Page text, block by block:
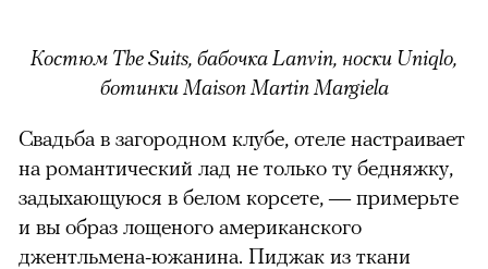
Костюм The Suits, бабочка Lanvin, носки Uniqlo,
ботинки Maison Martin Margiela
Свадьба в загородном клубе, отеле настраивает
на романтический лад не только ту бедняжку,
задыхающуюся в белом корсете, — примерьте
и вы образ лощеного американского
джентльмена-южанина. Пиджак из ткани